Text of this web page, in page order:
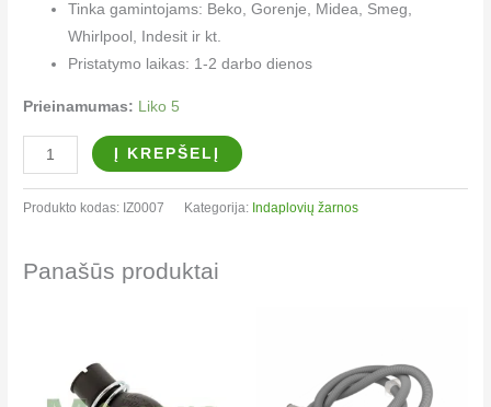
Tinka gamintojams: Beko, Gorenje, Midea, Smeg,
Whirlpool, Indesit ir kt.
Pristatymo laikas: 1-2 darbo dienos
Prieinamumas: Liko 5
Į KREPŠELĮ
Produkto kodas: IZ0007 Kategorija: Indaplovių žarnos​
Panašūs produktai